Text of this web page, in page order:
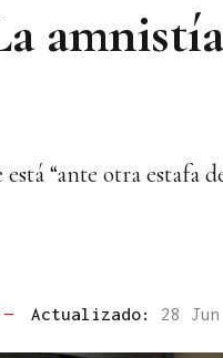
“ante otra
— Actualizado: 28